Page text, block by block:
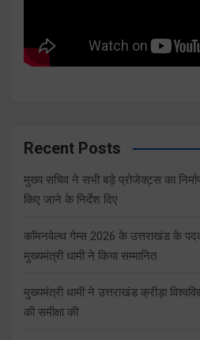
Recent Posts
मुख्य सचिव ने सभी बड़े प्रोजेक्ट्स का
किए जाने के निर्देश दिए
कॉमनवेल्थ गेम्स 2026 के उत्तराखंड के
मुख्यमंत्री धामी ने किया सम्मानित
मुख्यमंत्री धामी ने उत्तराखंड क्रीड़ा
की समीक्षा की